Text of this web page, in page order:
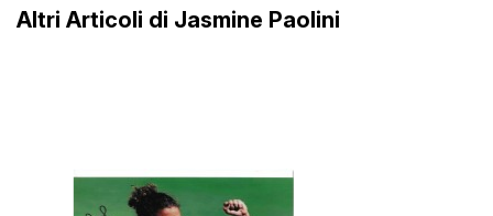
Altri Articoli di Jasmine Paolini